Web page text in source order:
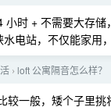
小时 + 不需要大存
电站，不仅能家用
› loft 公寓隔音怎么样？
较一般，矮个子里